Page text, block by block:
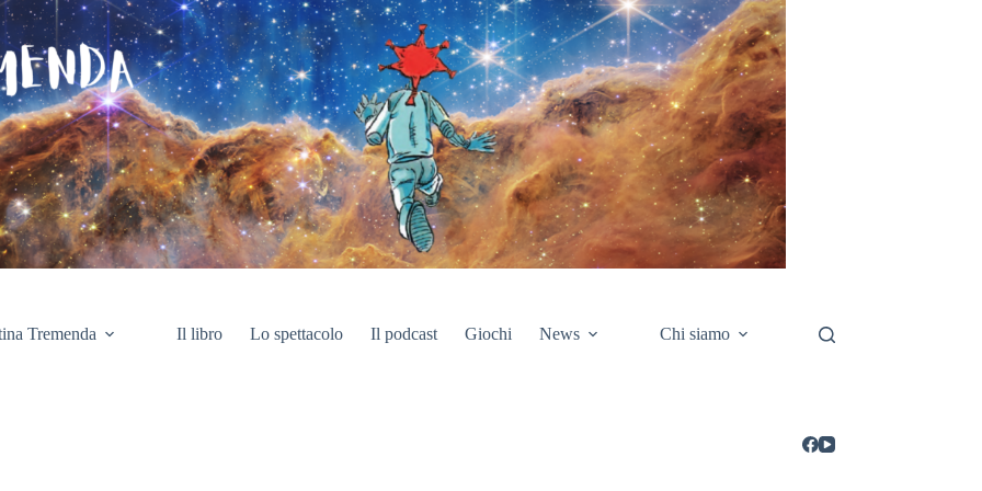
Tremenda Il libro Lo spettacolo Il podcast Giochi News Chi siamo